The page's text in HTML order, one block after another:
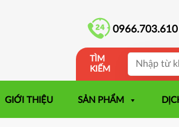
0966.703.610
TÌM
KIẾM
GIỚI THIỆU SẢN PHẨM